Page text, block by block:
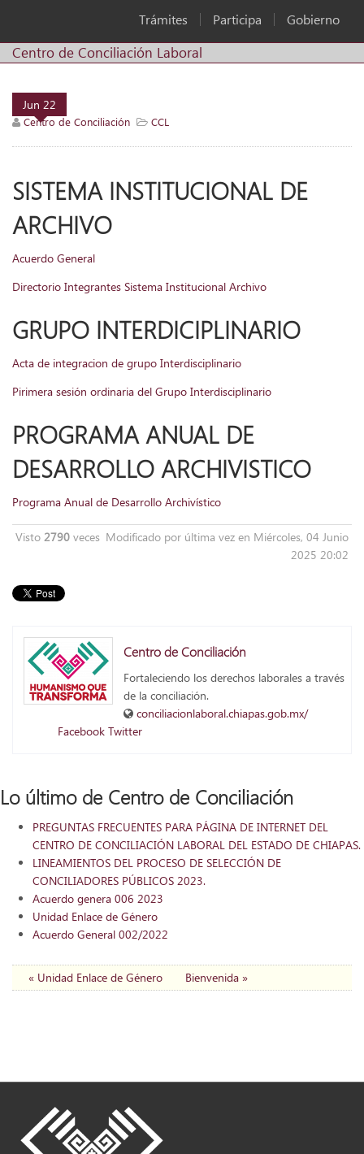
Trámites Participa Gobierno
Centro de Conciliación Laboral
Jun 22
Centro de Conciliación CCL
SISTEMA INSTITUCIONAL DE
ARCHIVO
Acuerdo General
Directorio Integrantes Sistema Institucional Archivo
GRUPO INTERDICIPLINARIO
Acta de integracion de grupo Interdisciplinario
Pirimera sesión ordinaria del Grupo Interdisciplinario
PROGRAMA ANUAL DE
DESARROLLO ARCHIVISTICO
Programa Anual de Desarrollo Archivístico
Visto 2790 veces Modificado por última vez en Miércoles, 04 Junio
2025 20:02
Centro de Conciliación
Fortaleciendo los derechos laborales a través
de la conciliación.
conciliacionlaboral.chiapas.gob.mx/
Facebook Twitter
Lo último de Centro de Conciliación
PREGUNTAS FRECUENTES PARA PÁGINA DE INTERNET DEL
CENTRO DE CONCILIACIÓN LABORAL DEL ESTADO DE CHIAPAS.
LINEAMIENTOS DEL PROCESO DE SELECCIÓN DE
CONCILIADORES PÚBLICOS 2023.
Acuerdo genera 006 2023
Unidad Enlace de Género
Acuerdo General 002/2022
« Unidad Enlace de Género Bienvenida »